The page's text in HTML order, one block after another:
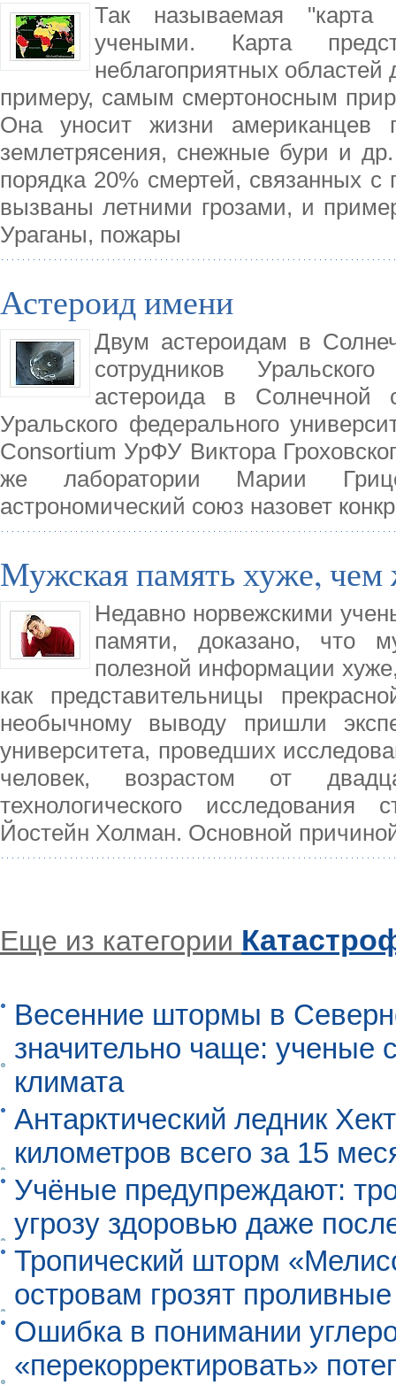
Так называемая "карта
учеными. Карта
неблагоприятных
примеру, самым смертоносным
Она уносит жизни американцев
землетрясения, снежные бури и
порядка 20% смертей, связанных
вызваны летними грозами, и
Ураганы, пожары
Астероид имени
Двум астероидам в
сотрудников
астероида в Солнечной
Уральского федерального
Consortium УрФУ Виктора
же лаборатории Марии
астрономический союз назовет
Мужская память хуже, чем
Недавно норвежскими
памяти, доказано, что
полезной информации
как представительницы
необычному выводу пришли
университета, проведших
человек, возрастом от
технологического
Йостейн Холман. Основной
Еще из категории
Весенние штормы в
значительно чаще: ученые
климата
Антарктический ледник
километров всего за 15
Учёные предупреждают:
угрозу здоровью даже
Тропический шторм
островам грозят
Ошибка в понимании
«перекорректировать»